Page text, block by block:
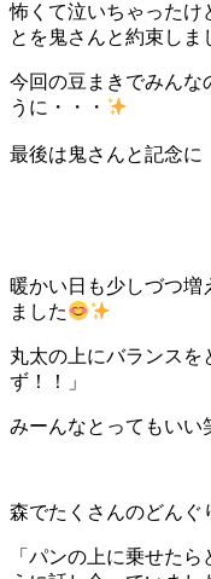
怖くて泣いちゃったけ
とを鬼さんと約束しま
今回の豆まきでみんな
うに・・・
最後は鬼さんと記念に
暖かい日も少しづつ増
ました
丸太の上にバランスを
ず！！」
みーんなとってもいい
森でたくさんのどんぐ
「パンの上に乗せた